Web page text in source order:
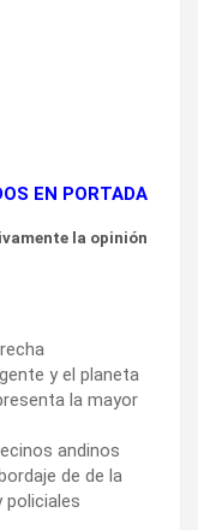
EN PORTADA
la opinión
y el planeta
la mayor
andinos
de de la
policiales